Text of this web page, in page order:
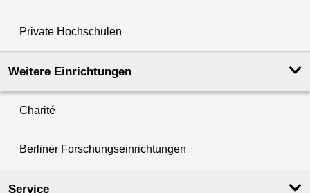
Private Hochschulen
Weitere Einrichtungen
Charité
Berliner Forschungseinrichtungen
Service